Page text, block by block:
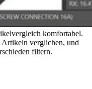
komfortabel.
verglichen, und
filtern.